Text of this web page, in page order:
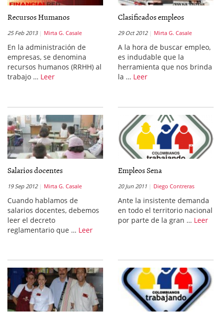
Recursos Humanos
25 Feb 2013 Mirta G. Casale
En la administración de
empresas, se denomina
recursos humanos (RRHH) al
trabajo … Leer
Clasificados empleos
29 Oct 2012 Mirta G. Casale
A la hora de buscar empleo,
es indudable que la
herramienta que nos brinda
la … Leer
Salarios docentes
19 Sep 2012 Mirta G. Casale
Cuando hablamos de
salarios docentes, debemos
leer el decreto
reglamentario que … Leer
Empleos Sena
20 Jun 2011 Diego Contreras
Ante la insistente demanda
en todo el territorio nacional
por parte de la gran … Leer